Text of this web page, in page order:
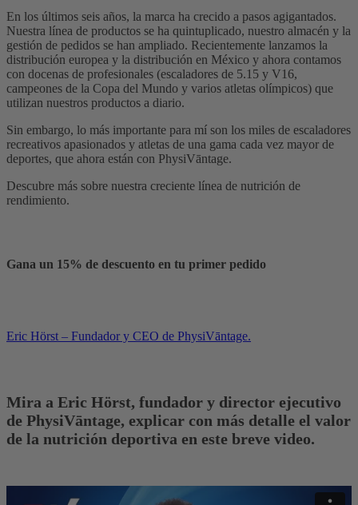
En los últimos seis años, la marca ha crecido a pasos agigantados.
Nuestra línea de productos se ha quintuplicado, nuestro almacén y la
gestión de pedidos se han ampliado. Recientemente lanzamos la
distribución europea y la distribución en México y ahora contamos
con docenas de profesionales (escaladores de 5.15 y V16,
campeones de la Copa del Mundo y varios atletas olímpicos) que
utilizan nuestros productos a diario.
Sin embargo, lo más importante para mí son los miles de escaladores
recreativos apasionados y atletas de una gama cada vez mayor de
deportes, que ahora están con PhysiVāntage.
Descubre más sobre nuestra creciente línea de nutrición de
rendimiento.
Gana un 15% de descuento en tu primer pedido
Eric Hörst – Fundador y CEO de PhysiVāntage.
Mira a Eric Hörst, fundador y director ejecutivo
de PhysiVāntage, explicar con más detalle el valor
de la nutrición deportiva en este breve video.